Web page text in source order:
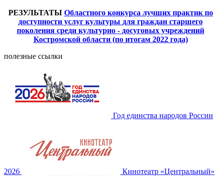
РЕЗУЛЬТАТЫ Областного конкурса лучших практик по
доступности услуг культуры для граждан старшего
поколения среди культурно - досуговых учреждений
Костромской области (по итогам 2022 года)
полезные ссылки
Год единства народов России
2026 Кинотеатр «Центральный»